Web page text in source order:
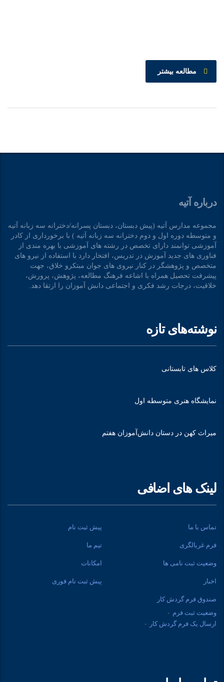
مطالعه بیشتر
درباره آتیه
مجموعه مدارس آتیه (پیش دبستان، دبستان پسرانه/دخترانه سه زبانه آتیه
و متوسطه دوره اول و دوم دخترانه سه زبانه آتیه ) با برخورداری از کادر
آموزشی توانمند دارای تخصص در رشته های آموزشی با بهره مندی از
فناوری های جدید آموزش در تدریس، افتخار دارد با استفاده از نیرو های
متخصص و پژوهشگر در کنار نیروی های جوان مبتکرو خلاق، جهت
پیشرفت تحصیل همراه با اشاعه فرهنگ مطالعه، پژوهش، پرورش،
خلاقیت، درجات رشد فکری و اجتماعی دانش آموزان را ارتقا دهد.
نوشته‌های تازه
کلاس های تابستانی
نمایشگاه هنری متوسطه اول
میراث کهن در دستان دانش‌آموزان هفتم
لینک های اضافی
تماس با ما پیش ثبت نام
فرم غربالگری تیم ما
وضعیت ثبت نامی ها امکانات
اخبار پیش ثبت نام فوری
صندوق فرم گردش کار
وضعیت ثبت فرم
ارسال یک فرم گردش کار